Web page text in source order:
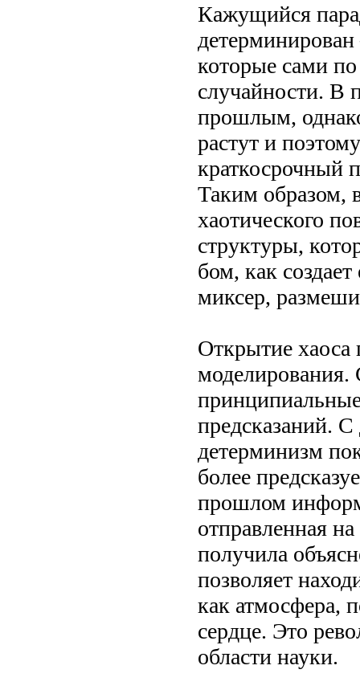
Кажущийся
которые сами
случайности. В
прошлым,
растут и
краткосрочный
Таким образом,
хаотического
структуры,
бом, как
миксер,
Открытие хаоса
моделирования.
предсказаний.
детерминизм
более
прошлом
отправленная
получила
позволяет
как атмосфера,
сердце. Это
области науки.